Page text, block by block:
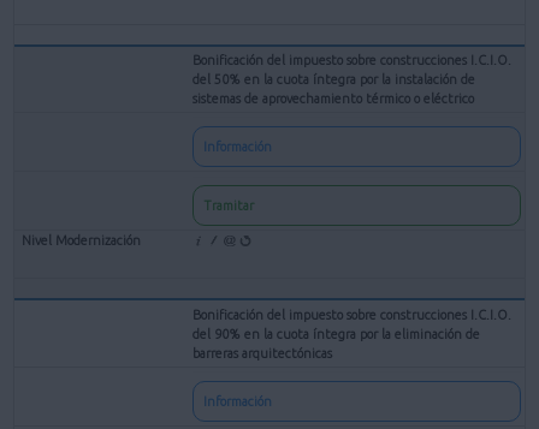
Bonificación del impuesto sobre construcciones I.C.I.O.
del 50% en la cuota íntegra por la instalación de
sistemas de aprovechamiento térmico o eléctrico
Información
Tramitar
Bonificación del impuesto sobre construcciones I.C.I.O.
del 90% en la cuota íntegra por la eliminación de
barreras arquitectónicas
Información